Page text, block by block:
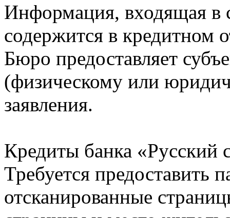
Информация, входящая в
содержится в кредитном
Бюро предоставляет
(физическому или
заявления.
Кредиты банка «Русский
Требуется предоставить
отсканированные